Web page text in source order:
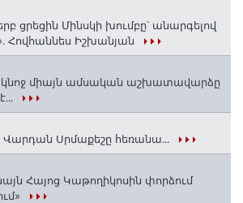
ցրեցին Մինսկի խումբը՝ անարգելով
Հովհաննես Իշխանյան
կնոջ միայն ամսական աշխատավարձը
Սրմաքեշը հեռանա․․․
Հայոց Կաթողիկոսին փորձում